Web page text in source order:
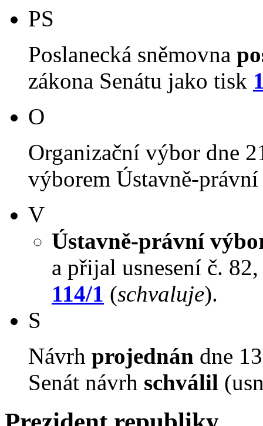
PS
Poslanecká sněmovna
zákona Senátu jako tisk
O
Organizační výbor dne
výborem Ústavně-
V
Ústavně-právní
a přijal usnesení č.
114/1 (schvaluje).
S
Návrh projednán dne
Senát návrh schválil